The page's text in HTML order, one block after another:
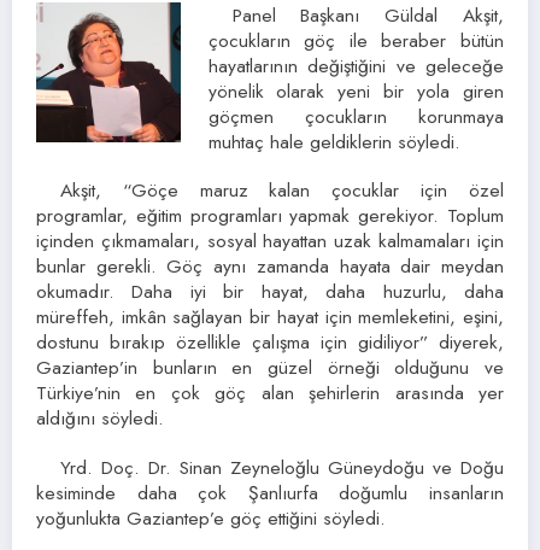
Panel Başkanı Güldal Akşit,
çocukların göç ile beraber bütün
hayatlarının değiştiğini ve geleceğe
yönelik olarak yeni bir yola giren
göçmen çocukların korunmaya
muhtaç hale geldiklerin söyledi.
Akşit, “Göçe maruz kalan çocuklar için özel
programlar, eğitim programları yapmak gerekiyor. Toplum
içinden çıkmamaları, sosyal hayattan uzak kalmamaları için
bunlar gerekli. Göç aynı zamanda hayata dair meydan
okumadır. Daha iyi bir hayat, daha huzurlu, daha
müreffeh, imkân sağlayan bir hayat için memleketini, eşini,
dostunu bırakıp özellikle çalışma için gidiliyor” diyerek,
Gaziantep’in bunların en güzel örneği olduğunu ve
Türkiye’nin en çok göç alan şehirlerin arasında yer
aldığını söyledi.
Yrd. Doç. Dr. Sinan Zeyneloğlu Güneydoğu ve Doğu
kesiminde daha çok Şanlıurfa doğumlu insanların
yoğunlukta Gaziantep’e göç ettiğini söyledi.